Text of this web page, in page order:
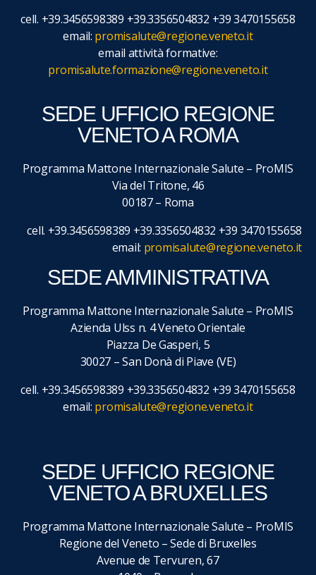
cell. +39.3456598389 +39.3356504832 +39 3470155658
email: promisalute@regione.veneto.it
email attività formative:
promisalute.formazione@regione.veneto.it
SEDE UFFICIO REGIONE
VENETO A ROMA
Programma Mattone Internazionale Salute – ProMIS
Via del Tritone, 46
00187 – Roma
cell. +39.3456598389 +39.3356504832 +39 3470155658
email: promisalute@regione.veneto.it
SEDE AMMINISTRATIVA
Programma Mattone Internazionale Salute – ProMIS
Azienda Ulss n. 4 Veneto Orientale
Piazza De Gasperi, 5
30027 – San Donà di Piave (VE)
cell. +39.3456598389 +39.3356504832 +39 3470155658
email: promisalute@regione.veneto.it
SEDE UFFICIO REGIONE
VENETO A BRUXELLES
Programma Mattone Internazionale Salute – ProMIS
Regione del Veneto – Sede di Bruxelles
Avenue de Tervuren, 67